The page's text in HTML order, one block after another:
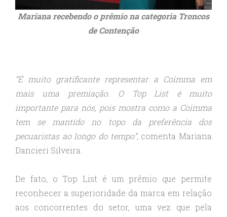
Mariana recebendo o prêmio na categoria Troncos
de Contenção
“É muito gratificante representar a Coimma em
mais uma premiação. O Top List é muito
importante para nós, pois mostra como a Coimma
tem se mantido no topo da preferência dos
pecuaristas ao longo do tempo”, comenta Mariana
Dancieri Silveira.
De fato, o Top List é um prêmio que permite
reconhecer a superioridade da marca em relação
aos concorrentes do setor, uma vez que pela